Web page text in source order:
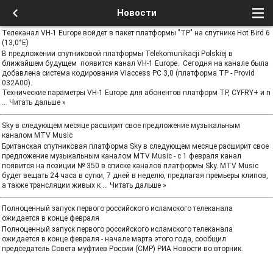
Новости
Телеканал VH-1 Europe войдет в пакет платформы "TP" на спутнике Hot Bird 6
(13,0°E)
В предложении спутниковой платформы Telekomunikacji Polskiej в
ближайшем будущем появится канал VH-1 Europe. Сегодня на канале была
добавлена система кодирования Viaccess PC 3,0 (платформа TP - Provid
032A00).
Технические параметры VH-1 Europe для абонентов платформ TP, CYFRY+ и n
... Читать дальше »
Sky в следующем месяце расширит свое предложение музыкальным
каналом MTV Music
Британская спутниковая платформа Sky в следующем месяце расширит свое
предложение музыкальным каналом MTV Music - с 1 февраля канал
появится на позиции № 350 в списке каналов платформы Sky. MTV Music
будет вещать 24 часа в сутки, 7 дней в неделю, предлагая премьеры клипов,
а также трансляции живых к ... Читать дальше »
Полноценный запуск первого российского исламского телеканала
ожидается в конце февраля
Полноценный запуск первого российского исламского телеканала
ожидается в конце февраля - начале марта этого года, сообщил
председатель Совета муфтиев России (СМР) РИА Новости во вторник.